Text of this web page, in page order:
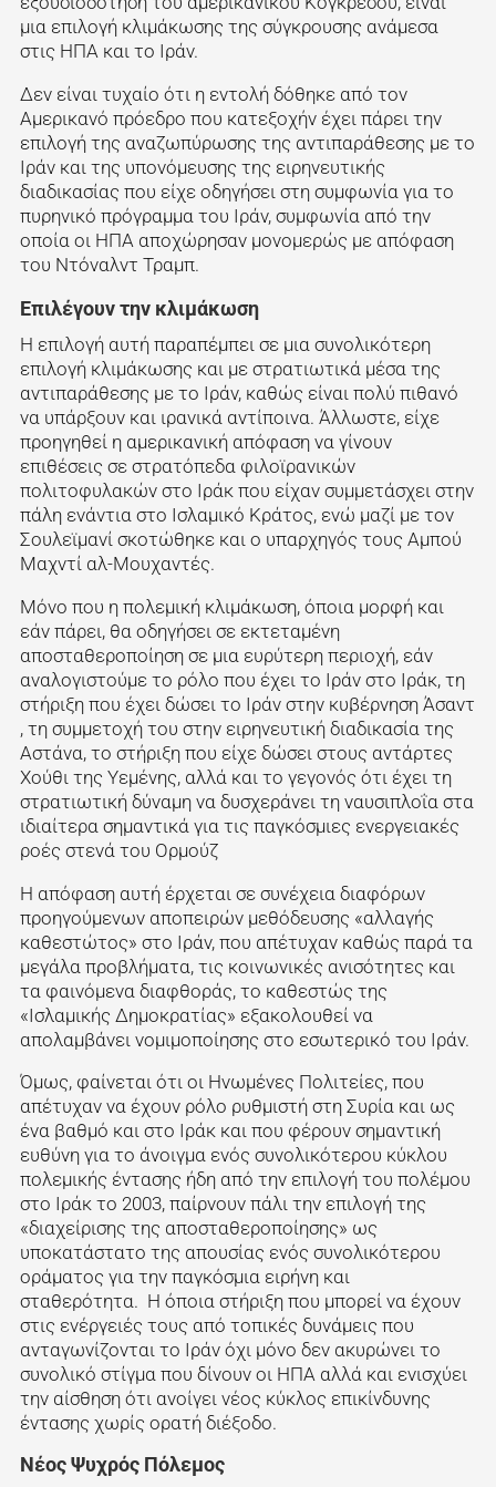
μια επιλογή κλιμάκωσης της σύγκρουσης ανάμεσα
στις ΗΠΑ και το Ιράν.
Δεν είναι τυχαίο ότι η εντολή δόθηκε από τον
Αμερικανό πρόεδρο που κατεξοχήν έχει πάρει την
επιλογή της αναζωπύρωσης της αντιπαράθεσης με το
Ιράν και της υπονόμευσης της ειρηνευτικής
διαδικασίας που είχε οδηγήσει στη συμφωνία για το
πυρηνικό πρόγραμμα του Ιράν, συμφωνία από την
οποία οι ΗΠΑ αποχώρησαν μονομερώς με απόφαση
του Ντόναλντ Τραμπ.
Επιλέγουν την κλιμάκωση
Η επιλογή αυτή παραπέμπει σε μια συνολικότερη
επιλογή κλιμάκωσης και με στρατιωτικά μέσα της
αντιπαράθεσης με το Ιράν, καθώς είναι πολύ πιθανό
να υπάρξουν και ιρανικά αντίποινα. Άλλωστε, είχε
προηγηθεί η αμερικανική απόφαση να γίνουν
επιθέσεις σε στρατόπεδα φιλοϊρανικών
πολιτοφυλακών στο Ιράκ που είχαν συμμετάσχει στην
πάλη ενάντια στο Ισλαμικό Κράτος, ενώ μαζί με τον
Σουλεϊμανί σκοτώθηκε και ο υπαρχηγός τους Αμπού
Μαχντί αλ-Μουχαντές.
Μόνο που η πολεμική κλιμάκωση, όποια μορφή και
εάν πάρει, θα οδηγήσει σε εκτεταμένη
αποσταθεροποίηση σε μια ευρύτερη περιοχή, εάν
αναλογιστούμε το ρόλο που έχει το Ιράν στο Ιράκ, τη
στήριξη που έχει δώσει το Ιράν στην κυβέρνηση Άσαντ
, τη συμμετοχή του στην ειρηνευτική διαδικασία της
Αστάνα, το στήριξη που είχε δώσει στους αντάρτες
Χούθι της Υεμένης, αλλά και το γεγονός ότι έχει τη
στρατιωτική δύναμη να δυσχεράνει τη ναυσιπλοΐα στα
ιδιαίτερα σημαντικά για τις παγκόσμιες ενεργειακές
ροές στενά του Ορμούζ
Η απόφαση αυτή έρχεται σε συνέχεια διαφόρων
προηγούμενων αποπειρών μεθόδευσης «αλλαγής
καθεστώτος» στο Ιράν, που απέτυχαν καθώς παρά τα
μεγάλα προβλήματα, τις κοινωνικές ανισότητες και
τα φαινόμενα διαφθοράς, το καθεστώς της
«Ισλαμικής Δημοκρατίας» εξακολουθεί να
απολαμβάνει νομιμοποίησης στο εσωτερικό του Ιράν.
Όμως, φαίνεται ότι οι Ηνωμένες Πολιτείες, που
απέτυχαν να έχουν ρόλο ρυθμιστή στη Συρία και ως
ένα βαθμό και στο Ιράκ και που φέρουν σημαντική
ευθύνη για το άνοιγμα ενός συνολικότερου κύκλου
πολεμικής έντασης ήδη από την επιλογή του πολέμου
στο Ιράκ το 2003, παίρνουν πάλι την επιλογή της
«διαχείρισης της αποσταθεροποίησης» ως
υποκατάστατο της απουσίας ενός συνολικότερου
οράματος για την παγκόσμια ειρήνη και
σταθερότητα. Η όποια στήριξη που μπορεί να έχουν
στις ενέργειές τους από τοπικές δυνάμεις που
ανταγωνίζονται το Ιράν όχι μόνο δεν ακυρώνει το
συνολικό στίγμα που δίνουν οι ΗΠΑ αλλά και ενισχύει
την αίσθηση ότι ανοίγει νέος κύκλος επικίνδυνης
έντασης χωρίς ορατή διέξοδο.
Νέος Ψυχρός Πόλεμος